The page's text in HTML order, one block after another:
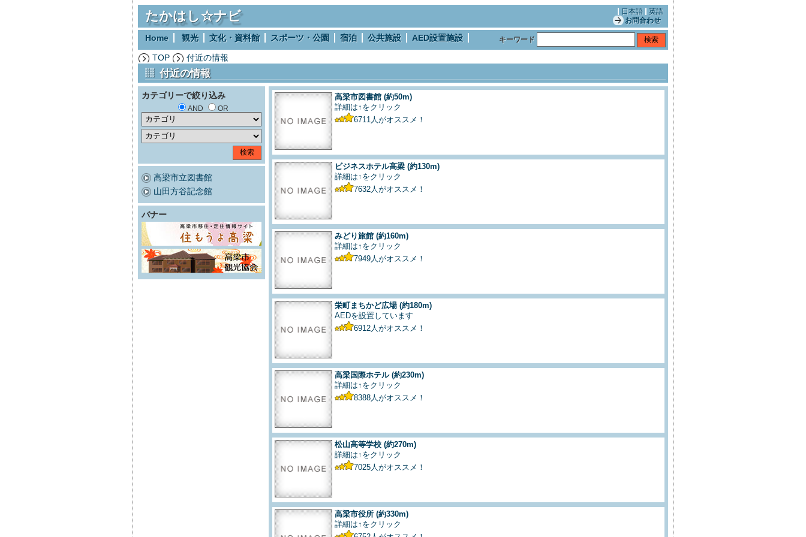
たかはし☆ナビ 日本語
英語
お問合わせ
Home 観光 文化・資料館 スポーツ・公園 宿泊 公共施設 AED設置施設 キーワード
TOP 付近の情報
付近の情報
カテゴリーで絞り込み
AND OR
高梁市立図書館
山田方谷記念館
バナー
高梁市図書館 (約50m)
詳細は↑をクリック
6711 人がオススメ！
ビジネスホテル高梁 (約130m)
詳細は↑をクリック
7632 人がオススメ！
みどり旅館 (約160m)
詳細は↑をクリック
7949 人がオススメ！
栄町まちかど広場 (約180m)
AEDを設置しています
6912 人がオススメ！
高梁国際ホテル (約230m)
詳細は↑をクリック
8388 人がオススメ！
松山高等学校 (約270m)
詳細は↑をクリック
7025 人がオススメ！
高梁市役所 (約330m)
詳細は↑をクリック